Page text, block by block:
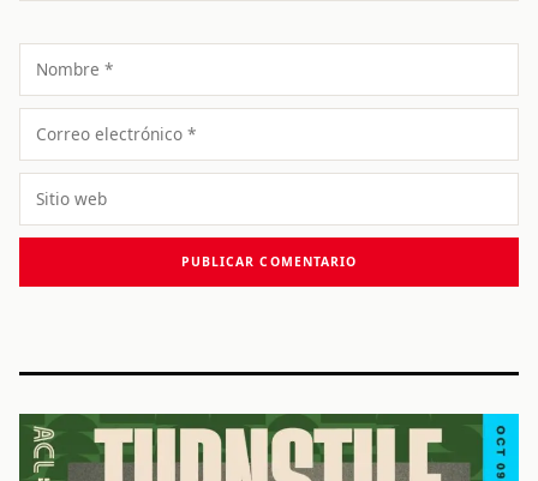
Nombre
Correo
electrónico
Sitio
web